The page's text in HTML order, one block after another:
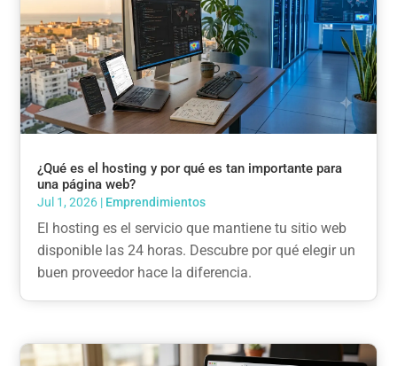
¿Qué es el hosting y por qué es tan importante para
una página web?
Jul 1, 2026 | Emprendimientos
El hosting es el servicio que mantiene tu sitio web
disponible las 24 horas. Descubre por qué elegir un
buen proveedor hace la diferencia.